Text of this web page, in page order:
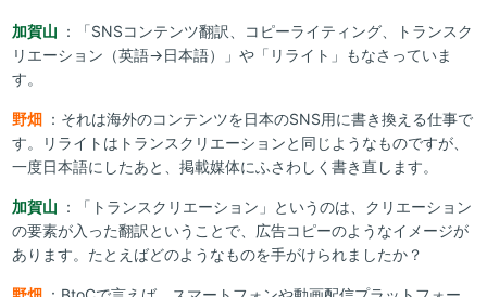
加賀山 ：「SNSコンテンツ翻訳、コピーライティング、トランスク
リエーション（英語→日本語）」や「リライト」もなさっていま
す。
野畑 ：それは海外のコンテンツを日本のSNS用に書き換える仕事で
す。リライトはトランスクリエーションと同じようなものですが、
一度日本語にしたあと、掲載媒体にふさわしく書き直します。
加賀山 ：「トランスクリエーション」というのは、クリエーション
の要素が入った翻訳ということで、広告コピーのようなイメージが
あります。たとえばどのようなものを手がけられましたか？